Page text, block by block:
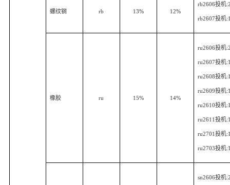
螺纹钢 rb 13% 12%
rb2606投机
rb2607投机
橡胶 ru 15% 14%
ru2606投机
ru2607投机
ru2608投机
ru2609投机
ru2610投机
ru2611投机
ru2701投机
ru2703投机
sn2606投机